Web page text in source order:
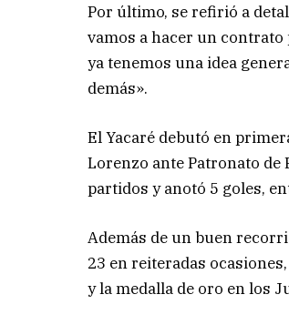
Por último, se refirió a
vamos a hacer un contrato
ya tenemos una idea
demás».
El Yacaré debutó en
Lorenzo ante Patronato de
partidos y anotó 5 goles,
Además de un buen
23 en reiteradas
y la medalla de oro en los